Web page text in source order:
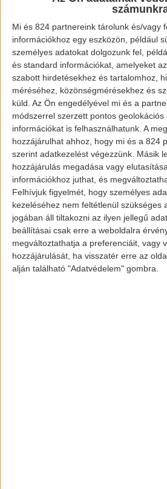
Mi és 824 partnereink tárolunk és/vagy
információkhoz egy eszközön, például
személyes adatokat dolgozunk fel,
és standard információkat, amelyeket
szabott hirdetésekhez és tartalomhoz,
méréséhez, közönségmérésekhez és
küld. Az Ön engedélyével mi és a
módszerrel szerzett pontos
információkat is felhasználhatunk. A
hozzájárulhat ahhoz, hogy mi és a 824
szerint adatkezelést végezzünk. Másik
hozzájárulás megadása vagy
információkhoz juthat, és
Felhívjuk figyelmét, hogy személyes
kezeléséhez nem feltétlenül szükséges
jogában áll tiltakozni az ilyen jellegű
beállításai csak erre a weboldalra
megváltoztathatja a preferenciáit, vagy
hozzájárulását, ha visszatér erre az
alján található "Adatvédelem" gombra.